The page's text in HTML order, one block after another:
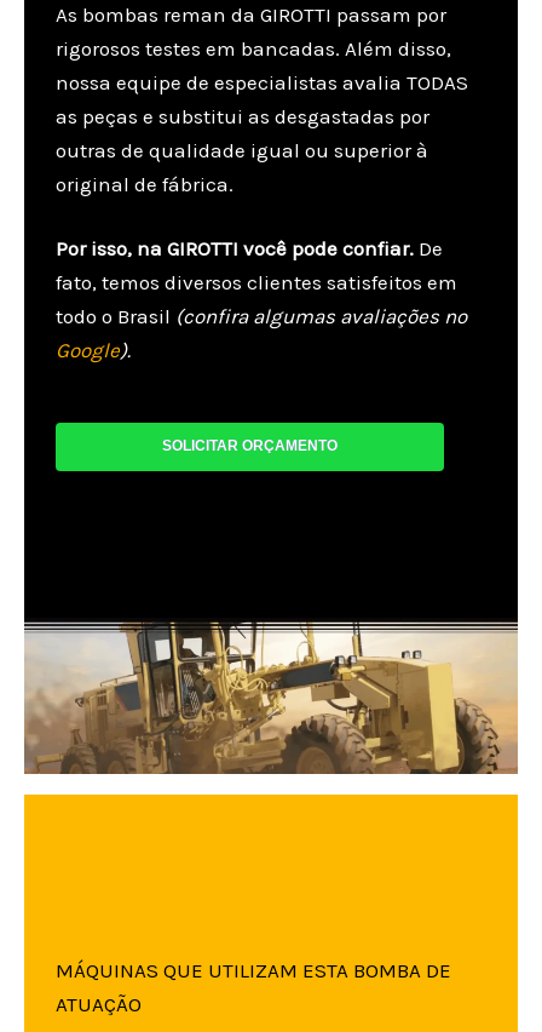
As bombas reman da GIROTTI passam por
rigorosos testes em bancadas. Além disso,
nossa equipe de especialistas avalia TODAS
as peças e substitui as desgastadas por
outras de qualidade igual ou superior à
original de fábrica.
Por isso, na GIROTTI você pode confiar. De
fato, temos diversos clientes satisfeitos em
todo o Brasil (confira algumas avaliações no
Google).
SOLICITAR ORÇAMENTO
MÁQUINAS QUE UTILIZAM ESTA BOMBA DE
ATUAÇÃO